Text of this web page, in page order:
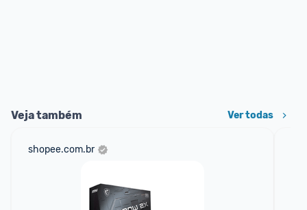
Veja também Ver todas
shopee.com.br